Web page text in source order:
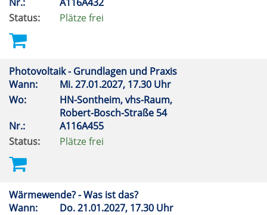
Status:
Plätze frei
Photovoltaik - Grundlagen und Praxis
Wann:
Mi.27.01.2027, 17.30 Uhr
Wo:
HN-Sontheim, vhs-Raum,
Robert-Bosch-Straße 54
Nr.:
A116A455
Status:
Plätze frei
Wärmewende? - Was ist das?
Wann:
Do.21.01.2027, 17.30 Uhr